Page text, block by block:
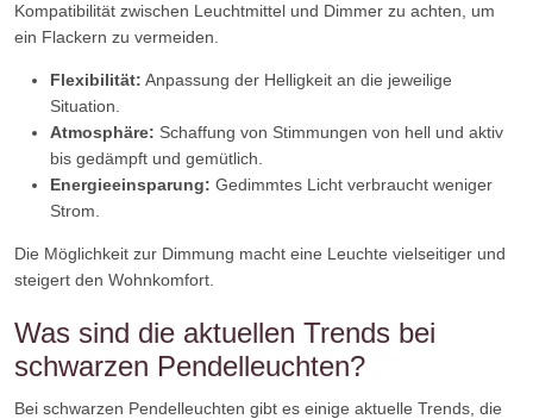
Kompatibilität zwischen Leuchtmittel und Dimmer zu achten, um
ein Flackern zu vermeiden.
Flexibilität: Anpassung der Helligkeit an die jeweilige
Situation.
Atmosphäre: Schaffung von Stimmungen von hell und aktiv
bis gedämpft und gemütlich.
Energieeinsparung: Gedimmtes Licht verbraucht weniger
Strom.
Die Möglichkeit zur Dimmung macht eine Leuchte vielseitiger und
steigert den Wohnkomfort.
Was sind die aktuellen Trends bei
schwarzen Pendelleuchten?
Bei schwarzen Pendelleuchten gibt es einige aktuelle Trends, die